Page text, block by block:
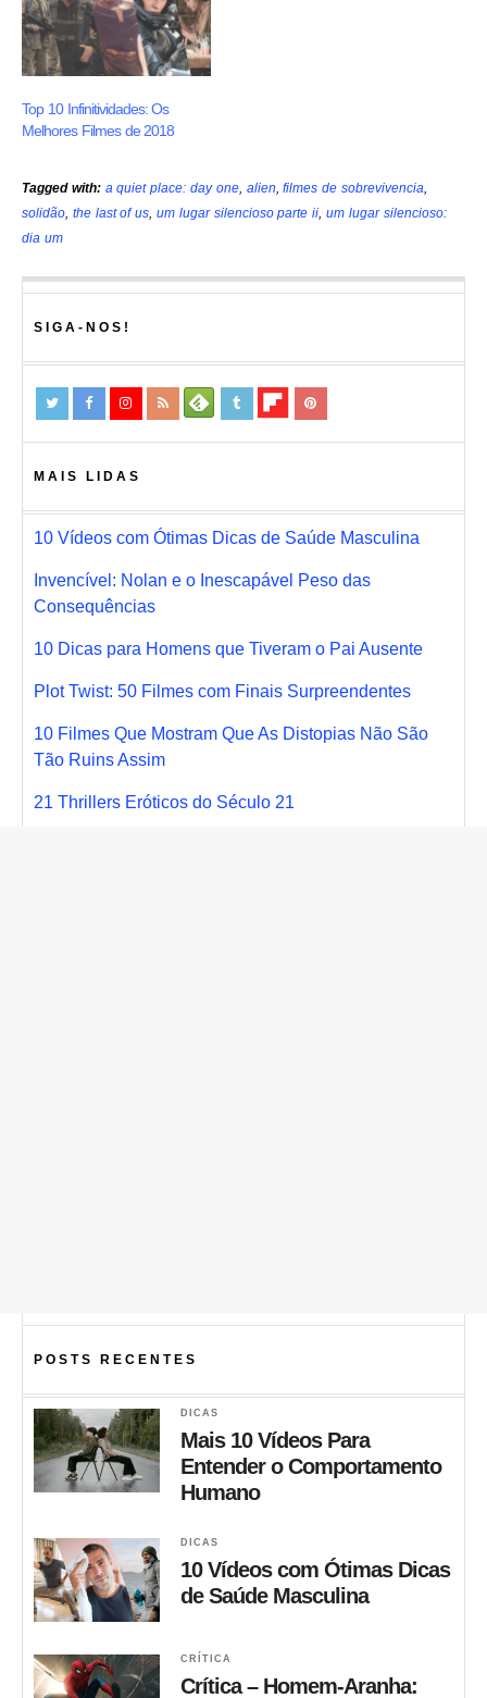
Top 10 Infinitividades: Os
Melhores Filmes de 2018
Tagged with: a quiet place: day one, alien,filmes de sobrevivencia,
solidão, the last of us,um lugar silencioso parte ii,um lugar silencioso:
dia um
SIGA-NOS!
MAIS LIDAS
10 Vídeos com Ótimas Dicas de Saúde Masculina
Invencível: Nolan e o Inescapável Peso das
Consequências
10 Dicas para Homens que Tiveram o Pai Ausente
Plot Twist: 50 Filmes com Finais Surpreendentes
10 Filmes Que Mostram Que As Distopias Não São
Tão Ruins Assim
21 Thrillers Eróticos do Século 21
POSTS RECENTES
DICAS
Mais 10 Vídeos Para
Entender o Comportamento
Humano
DICAS
10 Vídeos com Ótimas Dicas
de Saúde Masculina
CRÍTICA
Crítica – Homem-Aranha: